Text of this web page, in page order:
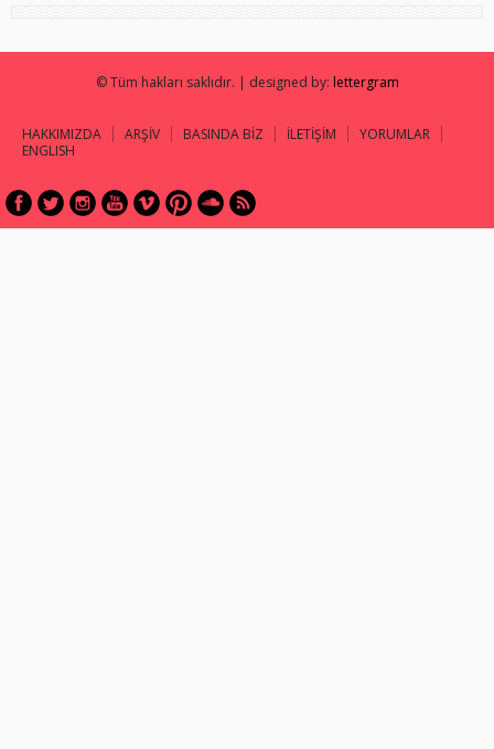
© Tüm hakları saklıdır. | designed by: lettergram
HAKKIMIZDA ARŞİV BASINDA BİZ İLETİŞİM
YORUMLAR
ENGLISH